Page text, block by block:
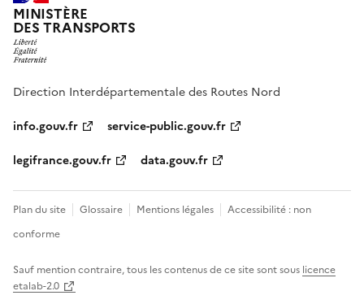
MINISTÈRE
DES TRANSPORTS
Direction Interdépartementale des Routes Nord
info.gouv.fr
service-public.gouv.fr
legifrance.gouv.fr
data.gouv.fr
Plan du site Glossaire Mentions légales
Accessibilité : non
conforme
Sauf mention contraire, tous les contenus de ce site sont sous licence
etalab-2.0